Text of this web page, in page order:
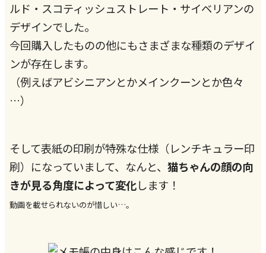
ルド・スコティッシュストレート・サイベリアンの
デザインでした。
今回購入したものの他にもさまざまな種類のデザイ
ンが存在します。
（例えばアビシニアンとかメインクーンとか色々
…）
そして表紙の印刷が特殊な仕様（レンチキュラー印
刷）になっていまして、なんと、 猫ちゃんの顔の向
きが見る角度によって変化します！
動画を載せられないのが惜しい…。